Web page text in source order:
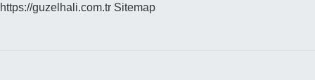
https://guzelhali.com.tr Sitemap